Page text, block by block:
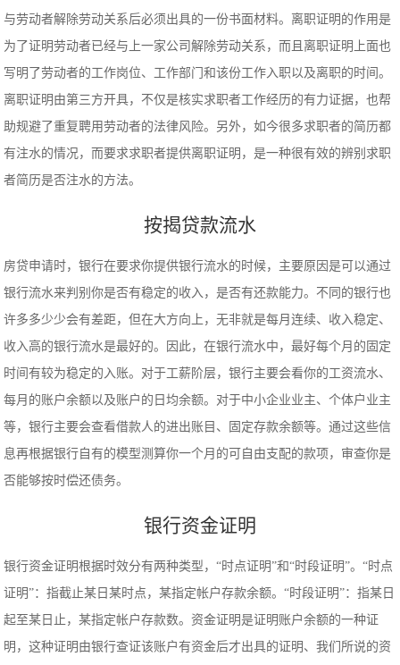
与劳动者解除劳动关系后必须出具的一份书面材料。离职证明的作用是
为了证明劳动者已经与上一家公司解除劳动关系，而且离职证明上面也
写明了劳动者的工作岗位、工作部门和该份工作入职以及离职的时间。
离职证明由第三方开具，不仅是核实求职者工作经历的有力证据，也帮
助规避了重复聘用劳动者的法律风险。另外，如今很多求职者的简历都
有注水的情况，而要求求职者提供离职证明，是一种很有效的辨别求职
者简历是否注水的方法。
按揭贷款流水
房贷申请时，银行在要求你提供银行流水的时候，主要原因是可以通过
银行流水来判别你是否有稳定的收入，是否有还款能力。不同的银行也
许多多少少会有差距，但在大方向上，无非就是每月连续、收入稳定、
收入高的银行流水是最好的。因此，在银行流水中，最好每个月的固定
时间有较为稳定的入账。对于工薪阶层，银行主要会看你的工资流水、
每月的账户余额以及账户的日均余额。对于中小企业业主、个体户业主
等，银行主要会查看借款人的进出账目、固定存款余额等。通过这些信
息再根据银行自有的模型测算你一个月的可自由支配的款项，审查你是
否能够按时偿还债务。
银行资金证明
银行资金证明根据时效分有两种类型，“时点证明”和“时段证明”。“时点
证明”：指截止某日某时点，某指定帐户存款余额。“时段证明”：指某日
起至某日止，某指定帐户存款数。资金证明是证明账户余额的一种证
明，这种证明由银行查证该账户有资金后才出具的证明、我们所说的资